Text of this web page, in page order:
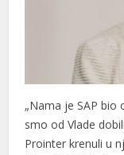
„Nama je SAP
smo od Vlade
Prointer krenuli u